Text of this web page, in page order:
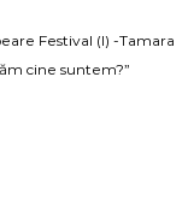
Festival (I) -Tamara
cine suntem?”